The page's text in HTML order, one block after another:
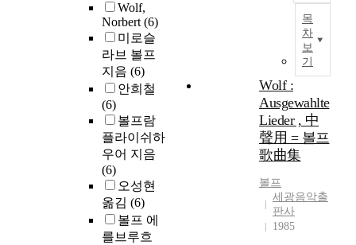
Wolf,
Norbert(6)
미로슬
라브 볼프
지음 (6)
안희철
(6)
볼프람
플라이쉬하
우어 지음
(6)
오성현
옮김 (6)
볼프 에
를브루흐
목
차
보
기
Wolf :
Ausgewahlte
Lieder , 中
聲用 = 볼프
歌曲集
볼프
세광음악출
판사
1985